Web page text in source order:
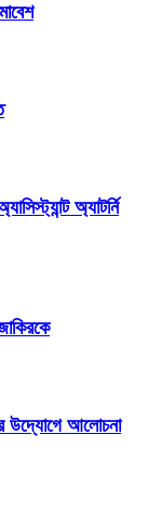
অ্যাটর্নি
উদ্যোগে আলোচনা